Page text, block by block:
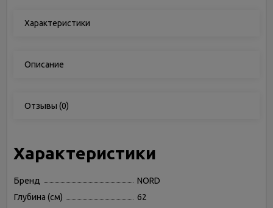
Характеристики
Описание
Отзывы (0)
Характеристики
Бренд
NORD
Глубина (см)
62